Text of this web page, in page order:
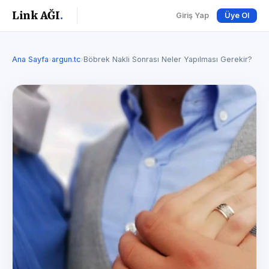
Link AĞI. Giriş Yap Üye Ol
Ana Sayfa›argun.tc›Böbrek Nakli Sonrası Neler Yapılması Gerekir?